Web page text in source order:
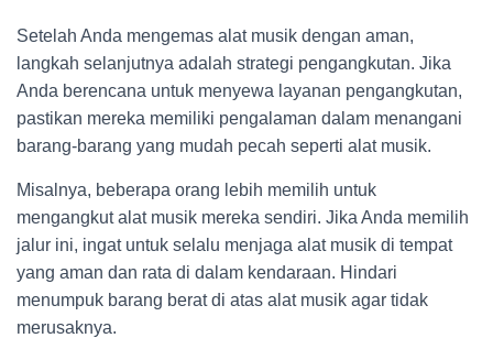
Setelah Anda mengemas alat musik dengan aman,
langkah selanjutnya adalah strategi pengangkutan. Jika
Anda berencana untuk menyewa layanan pengangkutan,
pastikan mereka memiliki pengalaman dalam menangani
barang-barang yang mudah pecah seperti alat musik.
Misalnya, beberapa orang lebih memilih untuk
mengangkut alat musik mereka sendiri. Jika Anda memilih
jalur ini, ingat untuk selalu menjaga alat musik di tempat
yang aman dan rata di dalam kendaraan. Hindari
menumpuk barang berat di atas alat musik agar tidak
merusaknya.